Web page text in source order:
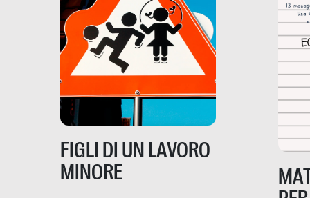
soprattutto nei luoghi di
frattura. Questo reportage
nasce dall’idea che guerre
e crisi penetrino nel tessuto
più intimo delle società per
alterarne le molecole
professionali – e, attraverso
esse, il senso stesso della
lavoro rovescia la sua
gravità.
FIGLI DI UN LAVORO
MINORE